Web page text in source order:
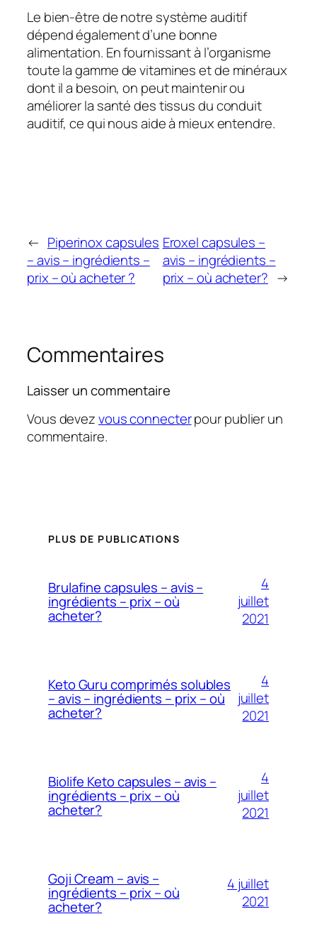
Le bien-être de notre système auditif
dépend également d’une bonne
alimentation. En fournissant à l’organisme
toute la gamme de vitamines et de minéraux
dont il a besoin, on peut maintenir ou
améliorer la santé des tissus du conduit
auditif, ce qui nous aide à mieux entendre.
← Piperinox capsules
– avis – ingrédients –
prix – où acheter ?
Eroxel capsules –
avis – ingrédients –
prix – où acheter? →
Commentaires
Laisser un commentaire
Vous devezvous connecterpour publier un
commentaire.
PLUS DE PUBLICATIONS
Brulafine capsules – avis –
ingrédients – prix – où
acheter?
4
juillet
2021
Keto Guru comprimés solubles
– avis – ingrédients – prix – où
acheter?
4
juillet
2021
Biolife Keto capsules – avis –
ingrédients – prix – où
acheter?
4
juillet
2021
Goji Cream – avis –
ingrédients – prix – où
acheter?
4 juillet
2021